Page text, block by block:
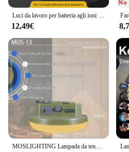
Luci da lavoro per batteria agli ioni di litio Makita 18V 15 lampade a LED con interruttore caricatore USB Torcia da campeggio senza fili di emergenza
12,49€
MOSLIGHTING Lampada da tenda Lanterna ricaricabile Lampada da mercato notturno di emergenza portatile Lampada da campeggio esterna Torcia elettrica LED per la casa